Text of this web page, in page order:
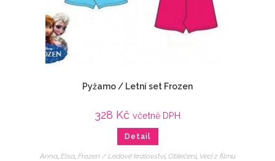
Pyžamo / Letní set Frozen
328 Kč včetně DPH
Detail
Anna, Elsa, Frozen / Ledové království, Oblečení, Veci z filmu